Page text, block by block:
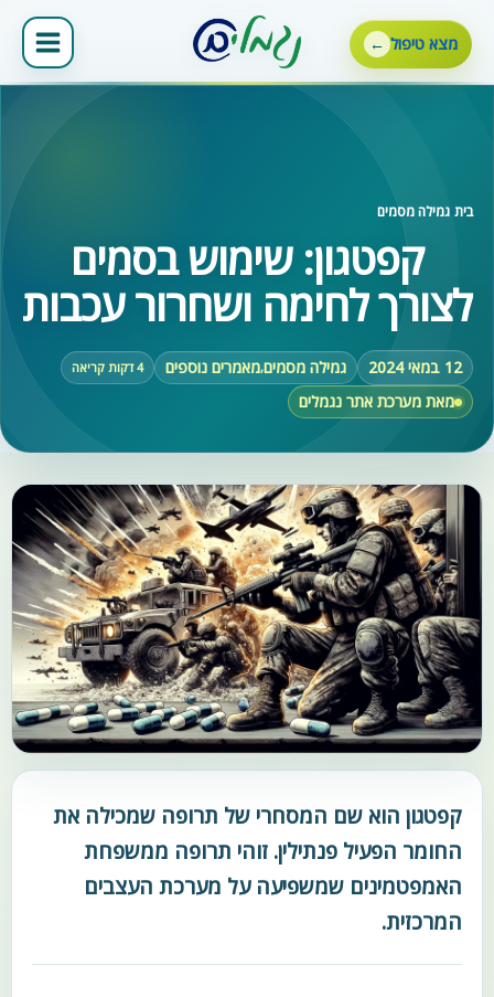
לתוכןמצא טיפול
בית‹גמילה מסמים
קפטגון: שימוש בסמים
לצורך לחימה ושחרור עכבות
12 במאי 2024 גמילה מסמים,מאמרים נוספים 4 דקות קריאה
מאת מערכת אתר נגמלים
קפטגון הוא שם המסחרי של תרופה שמכילה את
החומר הפעיל פנתילין. זוהי תרופה ממשפחת
האמפטמינים שמשפיעה על מערכת העצבים
המרכזית.